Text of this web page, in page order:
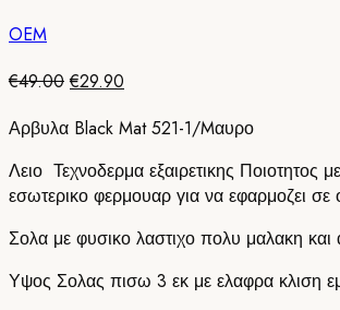
OEM
€49.00Original
was:
€29.90
τιμή
€29.90.
Αρβυλα Black Mat 521-1/Mαυρο
Λειο Τεχνοδερμα εξαιρετικης Ποιοτητος
εσωτερικο φερμουαρ για να εφαρμοζει σε
Σολα με φυσικο λαστιχο πολυ μαλακη και
Υψος Σολας πισω 3 εκ με ελαφρα κλιση